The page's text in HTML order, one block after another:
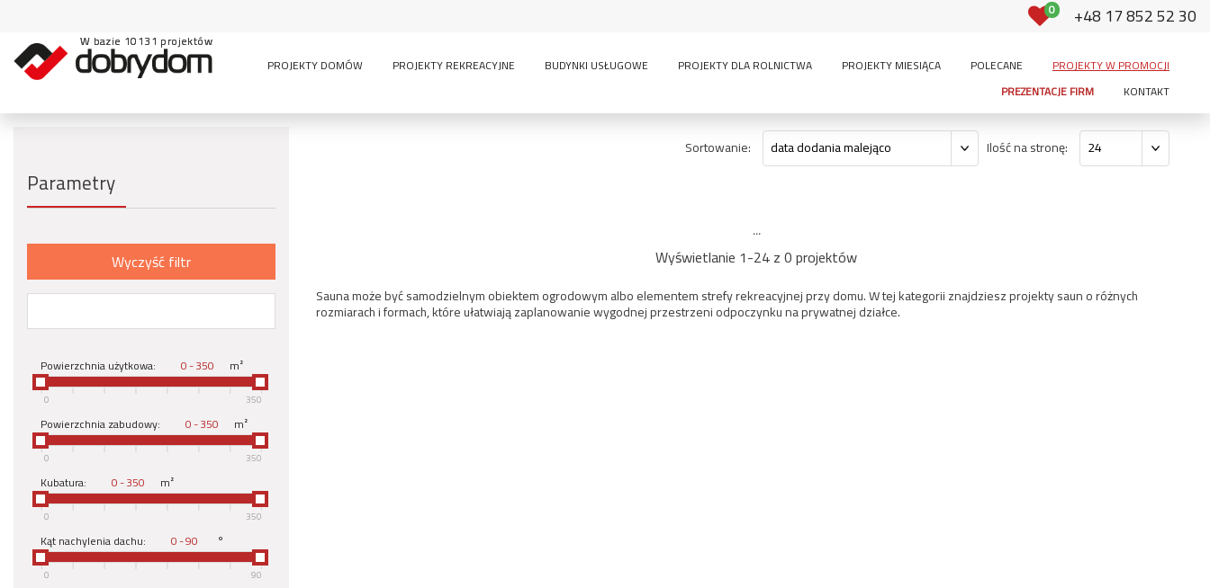
0 +48 17 852 52 30
W bazie 10131 projektów
PROJEKTY DOMÓW
PROJEKTY REKREACYJNE BUDYNKI USŁUGOWE PROJEKTY DLA ROLNICTWA PROJEKTY MIESIĄCA POLECANE
PROJEKTY W PROMOCJI
PREZENTACJE FIRM
KONTAKT
Parametry
Wyczyść filtr
Powierzchnia użytkowa: - m²
0 350
Powierzchnia zabudowy: - m²
0 350
Kubatura: - m²
0 350
Kąt nachylenia dachu: - °
0 90
Sortowanie: data dodania malejąco Ilość na stronę: 24
...
Wyświetlanie 1-24 z 0 projektów
Sauna może być samodzielnym obiektem ogrodowym albo elementem strefy rekreacyjnej przy domu. W tej kategorii znajdziesz projekty saun o różnych
rozmiarach i formach, które ułatwiają zaplanowanie wygodnej przestrzeni odpoczynku na prywatnej działce.